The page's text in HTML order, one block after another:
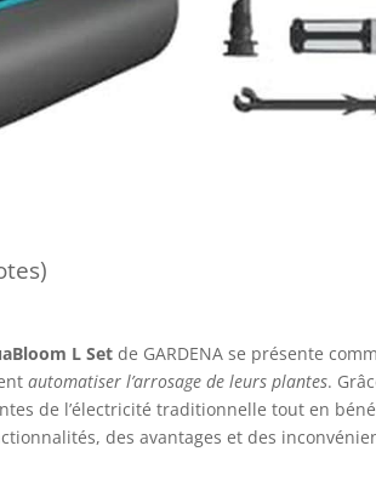
L Set de GARDENA se présente
automatiser l’arrosage de leurs plantes.
de l’électricité traditionnelle tout en
des avantages et des